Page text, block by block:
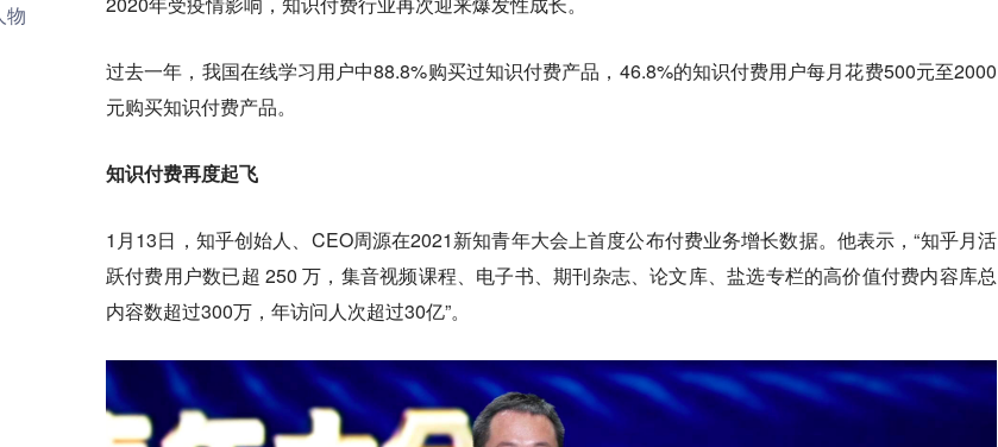
物
过去一年，我国在线学习用户中88.8%购买过知识付费产品，46.8%的知识付费用户每月花费500元至2000
元购买知识付费产品。
知识付费再度起飞
1月13日，知乎创始人、CEO周源在2021新知青年大会上首度公布付费业务增长数据。他表示，“知乎月活
跃付费用户数已超 250 万，集音视频课程、电子书、期刊杂志、论文库、盐选专栏的高价值付费内容库总
内容数超过300万，年访问人次超过30亿”。